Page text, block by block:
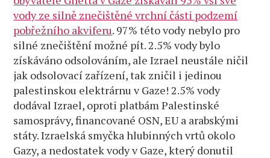
vody ze silně znečištěné vrchní části podzemí
pobřežního akviferu. 97% této vody nebylo pro
silné znečištění možné pít. 2.5% vody bylo
získáváno odsolováním, ale Izrael neustále ničil
jak odsolovací zařízení, tak zničil i jedinou
palestinskou elektrárnu v Gaze! 2.5% vody
dodával Izrael, oproti platbám Palestinské
samosprávy, financované OSN, EU a arabskými
státy. Izraelská smyčka hlubinných vrtů okolo
Gazy, a nedostatek vody v Gaze, který donutil